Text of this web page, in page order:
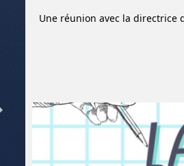
Une réunion avec la directrice